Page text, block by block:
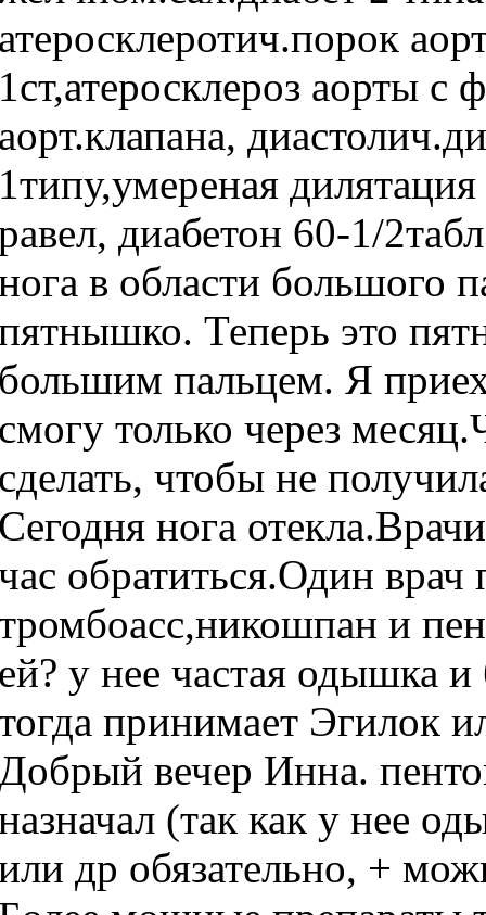
аорты с
диабетон 60-1/
в области большого
Теперь это
пальцем. Я
только через
чтобы не
нога
обратиться.Один врач
и
у нее частая одышка
принимает Эгилок
вечер Инна.
(так как у нее
др обязательно, +